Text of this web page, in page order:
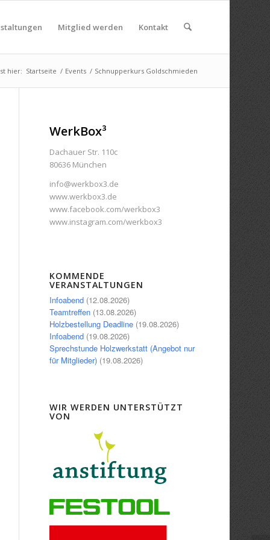
Mitglied werden Kontakt
hier: Startseite / Events / Schnupperkurs Goldschmieden
Office 365
WerkBox³
Dachauer Str. 110c
80636 München
info@werkbox3.de
www.werkbox3.de
www.facebook.com/werkbox3
www.instagram.com/werkbox3
KOMMENDE
VERANSTALTUNGEN
Infoabend (12.08.2026)
Teamtreffen (13.08.2026)
Holzbestellung Deadline (19.08.2026)
Infoabend (19.08.2026)
Sprechstunde Holzwerkstatt (Angebot nur
für Mitglieder) (19.08.2026)
WIR WERDEN UNTERSTÜTZT
VON